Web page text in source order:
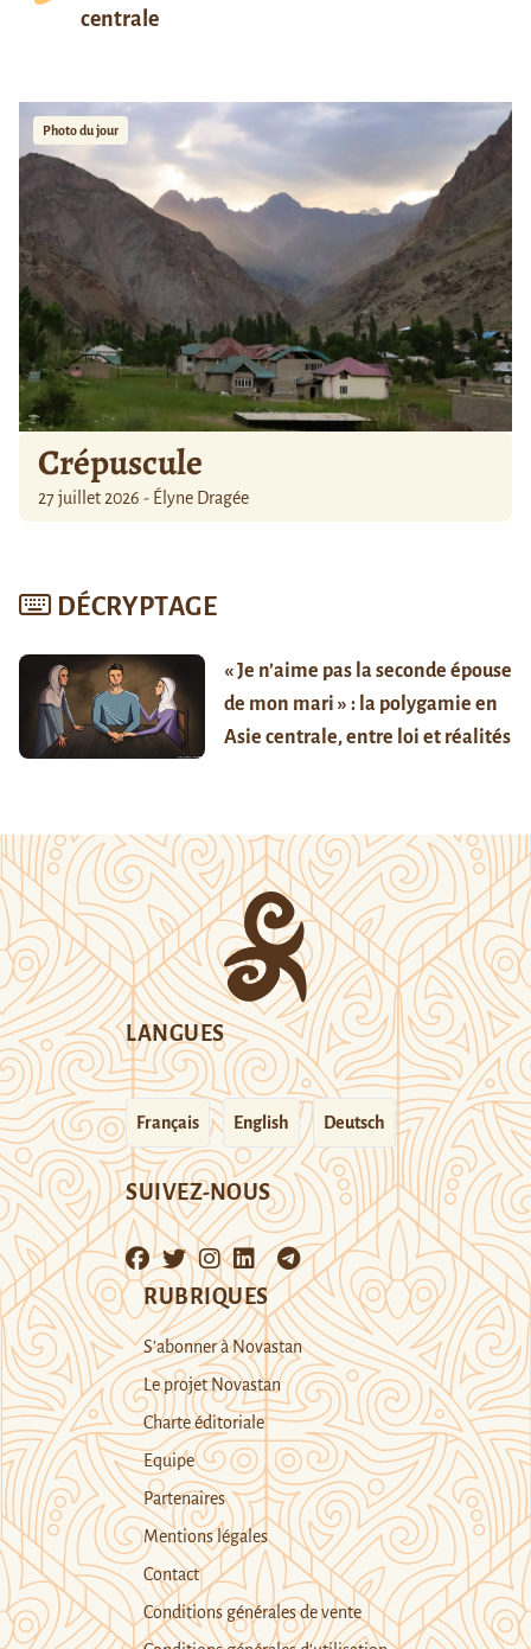
centrale
Photo du jour
Crépuscule
27 juillet 2026 - Élyne Dragée
DÉCRYPTAGE
« Je n’aime pas la seconde épouse
de mon mari » : la polygamie en
Asie centrale, entre loi et réalités
LANGUES
Français English Deutsch
SUIVEZ-NOUS
RUBRIQUES
S’abonner à Novastan
Le projet Novastan
Charte éditoriale
Equipe
Partenaires
Mentions légales
Contact
Conditions générales de vente